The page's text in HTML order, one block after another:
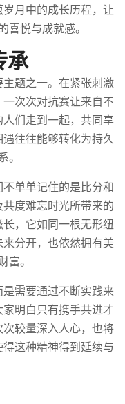
月中的成长历程，让
喜悦与成就感。
承
题之一。在紧张刺激
次次对抗赛让来自不
们走到一起，共同享
往往能够转化为持久
。
单单记住的是比分和
度难忘时光所带来的
，它如同一根无形纽
分开，也依然拥有美
富。
需要通过不断实践来
明白只有携手共进才
较量深入人心，也将
这种精神得到延续与